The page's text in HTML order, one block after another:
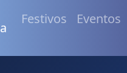
Festivos Eventos